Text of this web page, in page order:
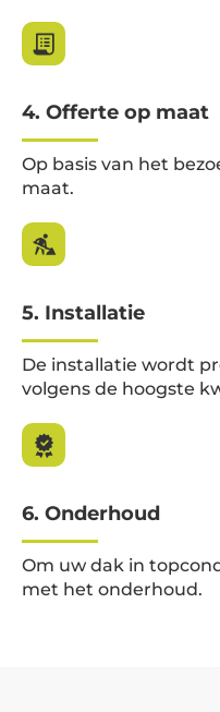
4. Offerte op maat
Op basis van het
maat.
5. Installatie
De installatie wordt
volgens de hoogste
6. Onderhoud
Om uw dak in
met het onderhoud.